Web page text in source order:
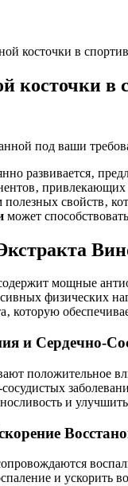
косточки в
косточки в
под ваши
развивается‚
привлекающих
полезных свойств‚
может
мощные
физических
которую
и Сердечно-
положительное
и улучшить
и ускорить